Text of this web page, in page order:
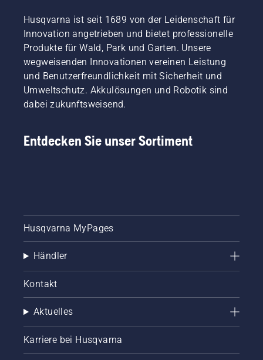
Husqvarna ist seit 1689 von der Leidenschaft für
Innovation angetrieben und bietet professionelle
Produkte für Wald, Park und Garten. Unsere
wegweisenden Innovationen vereinen Leistung
und Benutzerfreundlichkeit mit Sicherheit und
Umweltschutz. Akkulösungen und Robotik sind
dabei zukunftsweisend.
Entdecken Sie unser Sortiment
Husqvarna MyPages
Händler
Kontakt
Aktuelles
Karriere bei Husqvarna